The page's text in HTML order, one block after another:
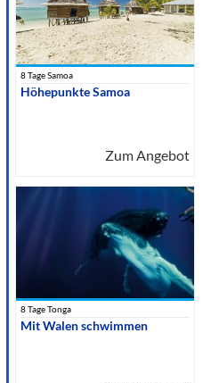
8 Tage Samoa
Höhepunkte Samoa
Zum Angebot
8 Tage Tonga
Mit Walen schwimmen